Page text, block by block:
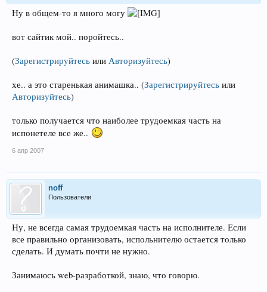
Ну в общем-то я много могу
вот сайтик мой.. поройтесь..
(Зарегистрируйтесь или Авторизуйтесь)
хе.. а это старенькая анимашка.. (Зарегистрируйтесь или
Авторизуйтесь)
только получается что наиболее трудоемкая часть на
испонетеле все же..
6 апр 2007
noff
Пользователи
Ну, не всегда самая трудоемкая часть на исполнителе. Если
все правильно организовать, испольнителю остается только
сделать. И думать почти не нужно.
Занимаюсь web-разработкой, знаю, что говорю.